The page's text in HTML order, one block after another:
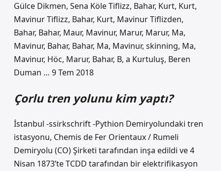
Gülce Dikmen, Sena Köle Tiflizz, Bahar, Kurt, Kurt,
Mavinur Tiflizz, Bahar, Kurt, Mavinur Tiflizden,
Bahar, Bahar, Maur, Mavinur, Marur, Marur, Ma,
Mavinur, Bahar, Bahar, Ma, Mavinur, skinning, Ma,
Mavinur, Höc, Marur, Bahar, B, a Kurtuluş, Beren
Duman … 9 Tem 2018
Çorlu tren yolunu kim yaptı?
İstanbul -ssirkschrift -Pythion Demiryolundaki tren
istasyonu, Chemis de Fer Orientaux / Rumeli
Demiryolu (CO) Şirketi tarafından inşa edildi ve 4
Nisan 1873’te TCDD tarafından bir elektrifikasyon